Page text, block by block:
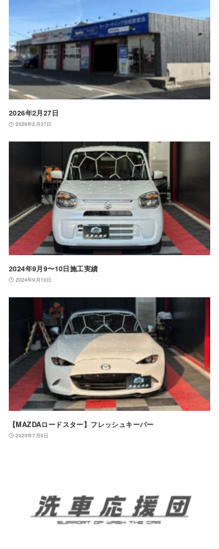
2026年2月27日
2026年2月27日
2024年9月9〜10日施工実績
2024年9月10日
【MAZDAロードスター】フレッシュキーパー
2025年7月6日